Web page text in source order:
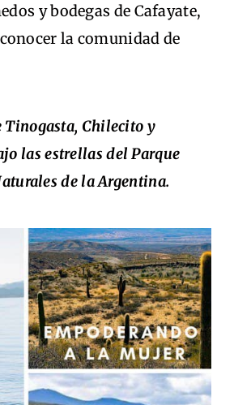
y bodegas de Cafayate,
la comunidad de
Tinogasta, Chilecito y
las estrellas del Parque
de la Argentina.